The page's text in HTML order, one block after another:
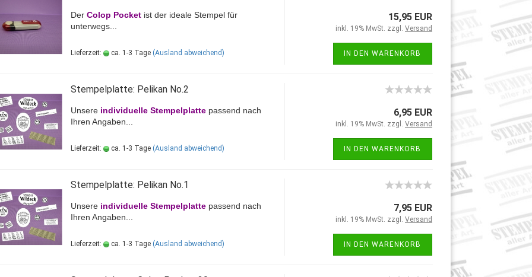
Der Colop Pocket ist der ideale Stempel für
unterwegs...
Lieferzeit: ca. 1-3 Tage (Ausland abweichend)
15,95 EUR
inkl. 19% MwSt. zzgl. Versand
IN DEN WARENKORB
Stempelplatte: Pelikan No.2
Unsere individuelle Stempelplatte passend nach
Ihren Angaben...
Lieferzeit: ca. 1-3 Tage (Ausland abweichend)
6,95 EUR
inkl. 19% MwSt. zzgl. Versand
IN DEN WARENKORB
Stempelplatte: Pelikan No.1
Unsere individuelle Stempelplatte passend nach
Ihren Angaben...
Lieferzeit: ca. 1-3 Tage (Ausland abweichend)
7,95 EUR
inkl. 19% MwSt. zzgl. Versand
IN DEN WARENKORB